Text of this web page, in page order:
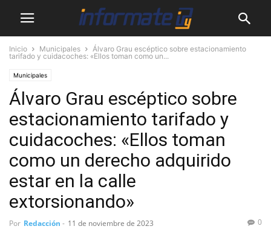
Inicio Municipales
Álvaro Grau escéptico sobre estacionamiento
tarifado y cuidacoches: «Ellos toman como un...
Municipales
Álvaro Grau escéptico sobre
estacionamiento tarifado y
cuidacoches: «Ellos toman
como un derecho adquirido
estar en la calle
extorsionando»
Por Redacción - 11 de noviembre de 2023 0